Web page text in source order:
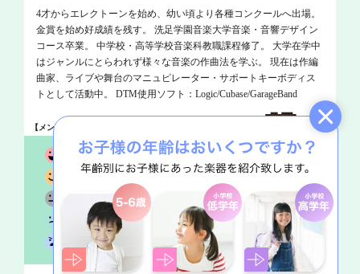
4才からエレクトーンを始め、幼い頃より各種コンクールへ出場。
金賞を始め好成績を残す。 洗足学園音楽大学音楽・音響デザイン
コース卒業。 中学校・高等学校音楽科教職課程修了。 大学在学中
はジャンルにとらわれず様々な音楽の作曲法を学ぶ。 現在は作編
曲家、ライブや舞台のマニュピレーター・サポートキーボディス
トとして活動中。 DTM使用ソフト：Logic/Cubase/GarageBand
【メンバー満足度】
大変満足 92.6 % 1492 件
ほぼ満足 6.6 107
0.7 件
やや不満 0.1
大変不満 1件